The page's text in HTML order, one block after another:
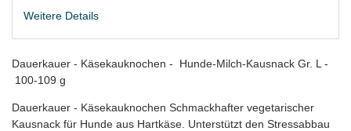
Weitere Details
Dauerkauer - Käsekauknochen - Hunde-Milch-Kausnack Gr. L -
100-109 g
Dauerkauer - Käsekauknochen Schmackhafter vegetarischer
Kausnack für Hunde aus Hartkäse. Unterstützt den Stressabbau